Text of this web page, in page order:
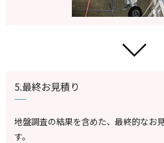
5.最終お見積り
地盤調査の結果を含めた、最終的なお
す。